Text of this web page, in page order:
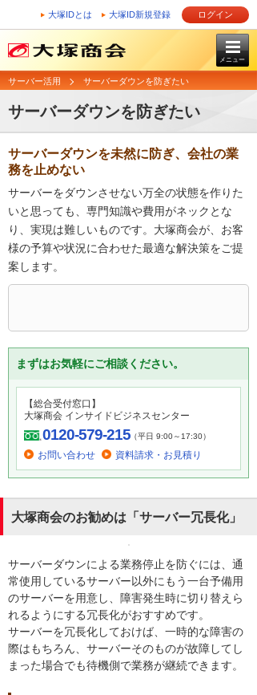
大塚IDとは 大塚ID新規登録 ログイン
メニュー
サーバー活用 サーバーダウンを防ぎたい
サーバーダウンを防ぎたい
サーバーダウンを未然に防ぎ、会社の業
務を止めない
サーバーをダウンさせない万全の状態を作りた
いと思っても、専門知識や費用がネックとな
り、実現は難しいものです。大塚商会が、お客
様の予算や状況に合わせた最適な解決策をご提
案します。
まずはお気軽にご相談ください。
【総合受付窓口】
大塚商会 インサイドビジネスセンター
0120-579-215（平日 9:00～17:30）
お問い合わせ 資料請求・お見積り
大塚商会のお勧めは「サーバー冗長化」
サーバーダウンによる業務停止を防ぐには、通
常使用しているサーバー以外にもう一台予備用
のサーバーを用意し、障害発生時に切り替えら
れるようにする冗長化がおすすめです。
サーバーを冗長化しておけば、一時的な障害の
際はもちろん、サーバーそのものが故障してし
まった場合でも待機側で業務が継続できます。